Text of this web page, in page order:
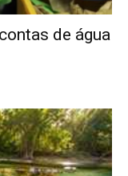
de água